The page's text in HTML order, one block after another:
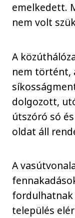
emelkedett.
nem volt
A
nem történt,
dolgozott,
útszóró só
oldat áll
A
fordulhatnak
település